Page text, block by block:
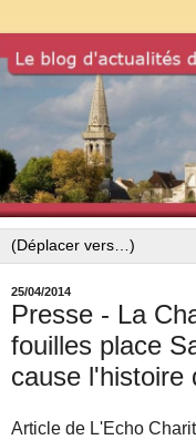
25/04/2014
Presse - La
fouilles place
cause l'histoire
Article de L'Echo